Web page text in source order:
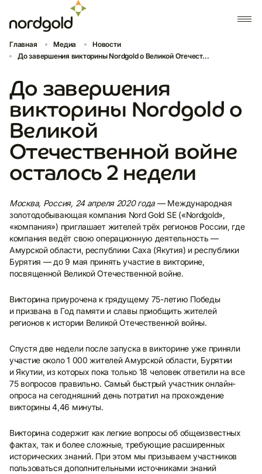
Главная Медиа
Новости
До завершения викторины Nordgold о Великой Отечест...
До завершения
викторины Nordgold о
Великой
Отечественной войне
осталось 2 недели
Москва, Россия, 24 апреля 2020 года — Международная
золотодобывающая компания Nord Gold SE («Nordgold»,
«компания») приглашает жителей трёх регионов России, где
компания ведёт свою операционную деятельность —
Амурской области, республики Саха (Якутия) и республики
Бурятия — до 9 мая принять участие в викторине,
посвященной Великой Отечественной войне.
Викторина приурочена к грядущему 75-летию Победы
и призвана в Год памяти и славы приобщить жителей
регионов к истории Великой Отечественной войны.
Спустя две недели после запуска в викторине уже приняли
участие около 1 000 жителей Амурской области, Бурятии
и Якутии, из которых пока только 18 человек ответили на все
75 вопросов правильно. Самый быстрый участник онлайн-
опроса на сегодняшний день потратил на прохождение
викторины 4,46 минуты.
Викторина содержит как легкие вопросы об общеизвестных
фактах, так и более сложные, требующие расширенных
исторических знаний. При этом мы призываем участников
пользоваться дополнительными источниками знаний